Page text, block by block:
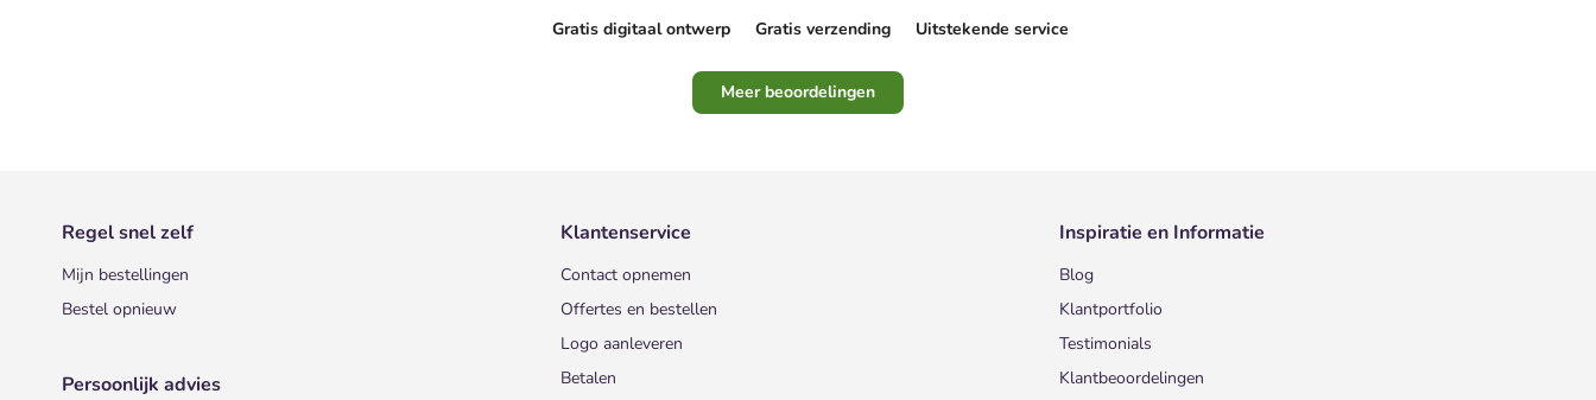
Gratis digitaal ontwerp Gratis verzending Uitstekende service
Meer beoordelingen
Regel snel zelf
Mijn bestellingen
Bestel opnieuw
Persoonlijk advies
Klantenservice
Contact opnemen
Offertes en bestellen
Logo aanleveren
Betalen
Inspiratie en Informatie
Blog
Klantportfolio
Testimonials
Klantbeoordelingen